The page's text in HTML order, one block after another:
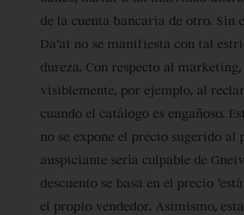
de la cuenta bancaria de otro. Sin
Da’at no se manifiesta con tal
dureza. Con respecto al
visiblemente, por ejemplo, al
cuando el catálogo es engañoso.
no se expone el precio sugerido al
auspiciante sería culpable de
descuento se basa en el precio
el propio vendedor. Asimismo,